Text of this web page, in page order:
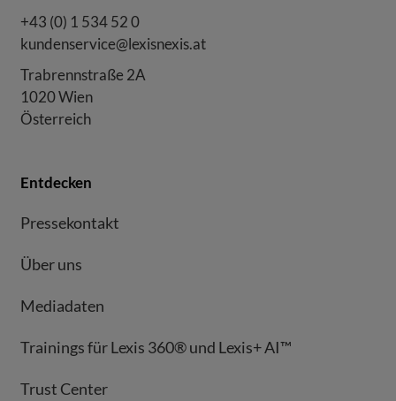
+43 (0) 1 534 52 0
kundenservice@lexisnexis.at
Trabrennstraße 2A
1020 Wien
Österreich
Entdecken
Pressekontakt
Über uns
Mediadaten
Trainings für Lexis 360® und Lexis+ AI™
Trust Center